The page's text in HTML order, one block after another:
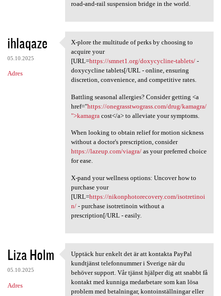
road-and-rail suspension bridge in the world.
ihlaqaze
05.10.2025
Adres
X-plore the multitude of
X-plore the multitude of perks by choosing to
acquire your
[URL=https://smnet1.org/doxycycline-tablets/-
doxycycline tablets[/URL - online, ensuring
discretion, convenience, and competitive rates.
Battling seasonal allergies? Consider getting <a
href="https://onegrasstwograss.com/drug/kamagra/
">kamagra cost</a> to alleviate your symptoms.
When looking to obtain relief for motion sickness
without a doctor's prescription, consider
https://lazeup.com/viagra/as your preferred choice
for ease.
X-pand your wellness options: Uncover how to
purchase your
[URL=https://nikonphotorecovery.com/isotretinoi
n/- purchase isotretinoin without a
prescription[/URL - easily.
Liza Holm
05.10.2025
Adres
Upptäck hur enkelt det är att
Upptäck hur enkelt det är att kontakta PayPal
kundtjänst telefonnummer i Sverige när du
behöver support. Vår tjänst hjälper dig att snabbt få
kontakt med kunniga medarbetare som kan lösa
problem med betalningar, kontoinställningar eller